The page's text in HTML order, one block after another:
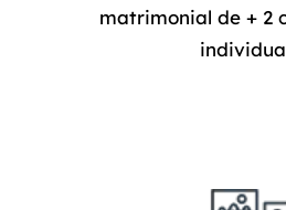
matrimonial de + 2